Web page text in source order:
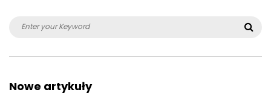
Search
Nowe artykuły